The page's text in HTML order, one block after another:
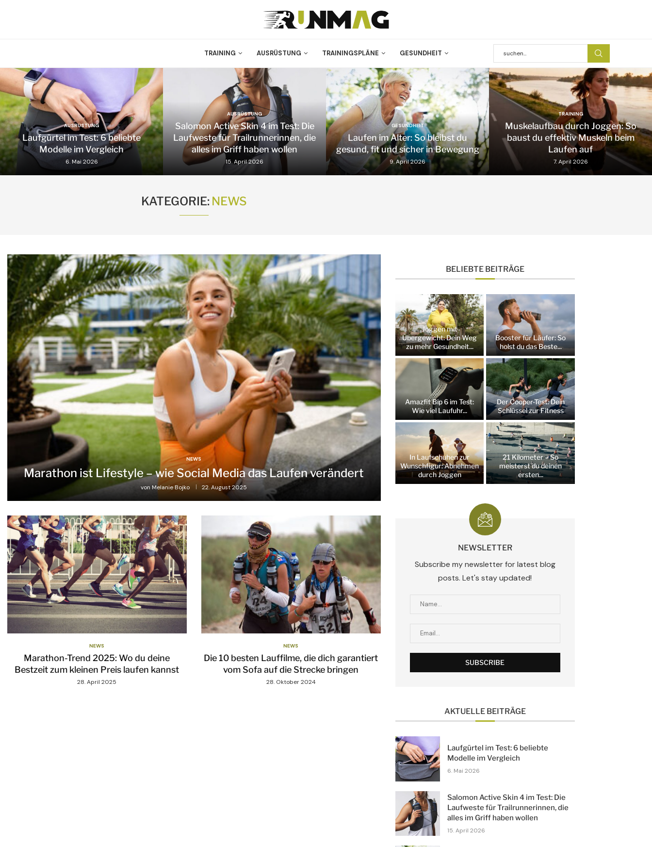
TRAINING AUSRÜSTUNG TRAININGSPLÄNE GESUNDHEIT
AUSRÜSTUNG
Laufgürtel im Test: 6 beliebte
Modelle im Vergleich
6. Mai 2026
AUSRÜSTUNG
Salomon Active Skin 4 im Test: Die
Laufweste für Trailrunnerinnen, die
alles im Griff haben wollen
15. April 2026
GESUNDHEIT
Laufen im Alter: So bleibst du
gesund, fit und sicher in Bewegung
9. April 2026
TRAINING
Muskelaufbau durch Joggen: So
baust du effektiv Muskeln beim
Laufen auf
7. April 2026
KATEGORIE: NEWS
NEWS
Marathon ist Lifestyle – wie Social Media das Laufen verändert
vonMelanie Bojko 22. August 2025
NEWS
Marathon-Trend 2025: Wo du deine
Bestzeit zum kleinen Preis laufen kannst
28. April 2025
NEWS
Die 10 besten Lauffilme, die dich garantiert
vom Sofa auf die Strecke bringen
28. Oktober 2024
BELIEBTE BEITRÄGE
Joggen mit
Übergewicht: Dein Weg
zu mehr Gesundheit...
Booster für Läufer: So
holst du das Beste...
Amazfit Bip 6 im Test:
Wie viel Laufuhr...
Der Cooper-Test: Dein
Schlüssel zur Fitness
In Laufschuhen zur
Wunschfigur: Abnehmen
durch Joggen
21 Kilometer – So
meisterst du deinen
ersten...
NEWSLETTER
Subscribe my newsletter for latest blog
posts. Let's stay updated!
AKTUELLE BEITRÄGE
Laufgürtel im Test: 6 beliebte
Modelle im Vergleich
6. Mai 2026
Salomon Active Skin 4 im Test: Die
Laufweste für Trailrunnerinnen, die
alles im Griff haben wollen
15. April 2026